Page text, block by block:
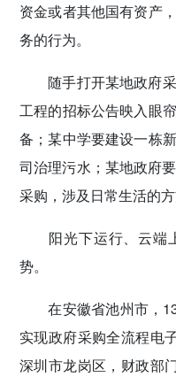
资金或者其他国有资产
务的行为。
随手打开某地政府采
工程的招标公告映入眼
备；某中学要建设一栋
司治理污水；某地政府
采购，涉及日常生活的方
阳光下运行、云端
势。
在安徽省池州市，
实现政府采购全流程电
深圳市龙岗区，财政部